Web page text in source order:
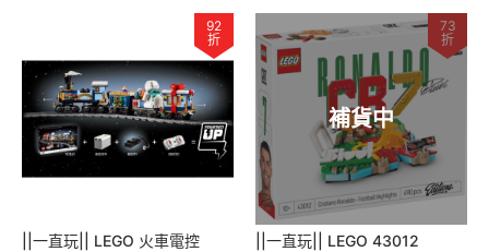
92
折
||一直玩|| LEGO 火車電控
補貨中
73
折
||一直玩|| LEGO 43012